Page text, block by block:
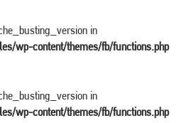
in
wp-content/themes/fb/functions.php
in
wp-content/themes/fb/functions.php